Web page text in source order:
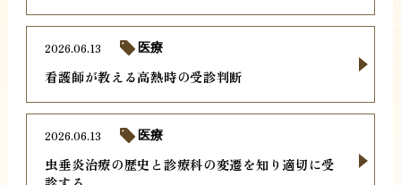
看護師が教える高熱時の受診判断
2026.06.13 医療
虫垂炎治療の歴史と診療科の変遷を知り適切に受
2026.06.13 医療